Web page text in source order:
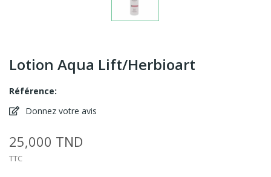
Lotion Aqua Lift/Herbioart
Référence:
Donnez votre avis
25,000 TND
TTC